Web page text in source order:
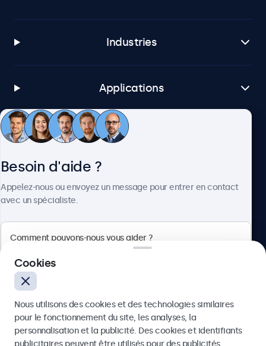
Industries
Applications
Service client
4.8/5 noté par 5000+ entreprises
Français
Besoin d'aide ?
Appelez-nous ou envoyez un message pour entrer en contact
avec un spécialiste.
Cookies
Nous utilisons des cookies et des technologies similaires
pour le fonctionnement du site, les analyses, la
personnalisation et la publicité. Des cookies et identifiants
publicitaires peuvent être utilisés pour des publicités